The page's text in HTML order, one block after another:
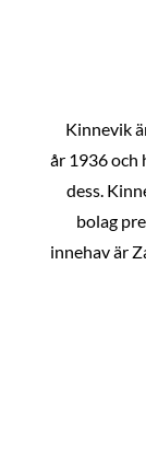
Kinnevik
år 1936 och
dess.
bolag
innehav är